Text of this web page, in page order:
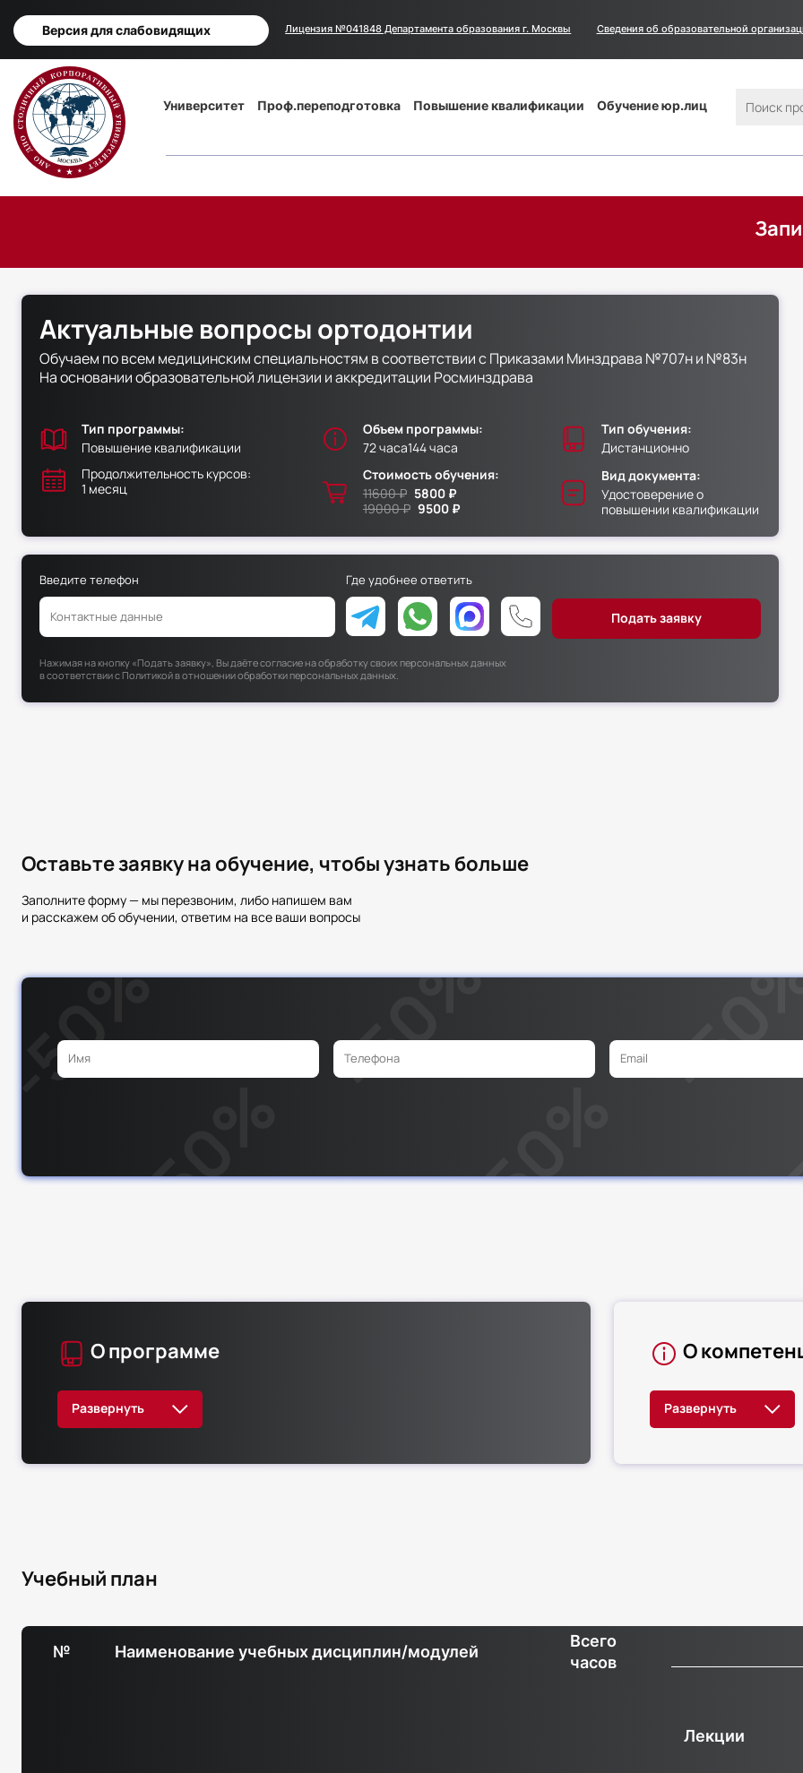
Версия для слабовидящих Лицензия №041848 Департамента образования г. Москвы
Сведения
Сведения об образовательной
Основная
навигация
Университет Проф.переподготовка Повышение квалификации Обучение юр.лиц
Запишитесь
Актуальные вопросы ортодонтии
Обучаем по всем медицинским специальностям в соответствии с Приказами Минздрава №707н и №83н
На основании образовательной лицензии и аккредитации Росминздрава
Тип программы:
Повышение квалификации
Продолжительность курсов:
1 месяц
Объем программы:
72 часа144 часа
Стоимость обучения:
11600 ₽ 5800 ₽
19000 ₽ 9500 ₽
Тип обучения:
Дистанционно
Вид документа:
Удостоверение о
повышении квалификации
Введите телефон Где удобнее ответить
Нажимая на кнопку «Подать заявку», Вы даёте согласие на обработку своих персональных данных
в соответствии сПолитикой в отношении обработки персональных данных
Оставьте заявку на обучение, чтобы узнать больше
Заполните форму — мы перезвоним, либо напишем вам
и расскажем об обучении, ответим на все ваши вопросы
О программе О
Учебный план
№ Наименование учебных дисциплин/модулей
Всего
часов
Лекции